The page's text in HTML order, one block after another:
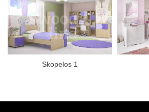
Skopelos 1